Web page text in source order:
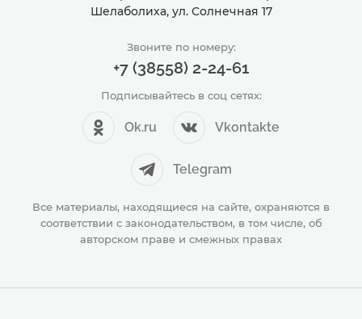
Шелаболиха, ул. Солнечная 17
Звоните по номеру:
+7 (38558) 2-24-61
Подписывайтесь в соц сетях:
Ok.ru Vkontakte
Telegram
Все материалы, находящиеся на сайте, охраняются в
соответствии с законодательством, в том числе, об
авторском праве и смежных правах